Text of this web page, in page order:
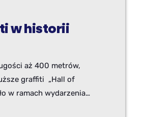
w historii
aż 400 metrów,
graffiti „Hall of
w ramach wydarzenia
Dniom Bielska-Białej.